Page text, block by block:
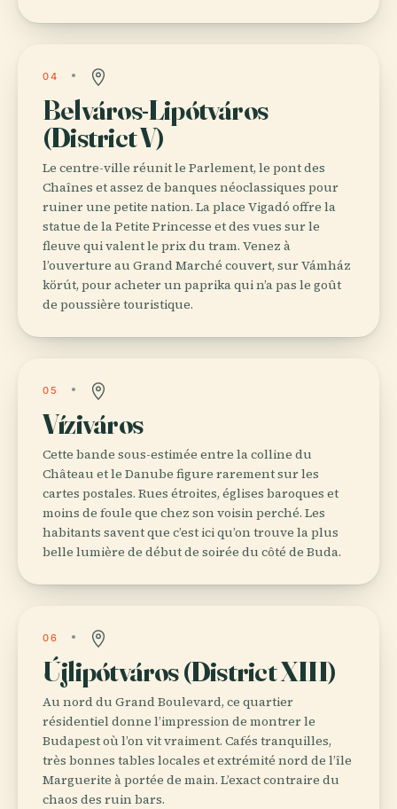
04
Belváros-Lipótváros
(District V)
Le centre-ville réunit le Parlement, le pont des
Chaînes et assez de banques néoclassiques pour
ruiner une petite nation. La place Vigadó offre la
statue de la Petite Princesse et des vues sur le
fleuve qui valent le prix du tram. Venez à
l’ouverture au Grand Marché couvert, sur Vámház
körút, pour acheter un paprika qui n’a pas le goût
de poussière touristique.
05
Víziváros
Cette bande sous-estimée entre la colline du
Château et le Danube figure rarement sur les
cartes postales. Rues étroites, églises baroques et
moins de foule que chez son voisin perché. Les
habitants savent que c’est ici qu’on trouve la plus
belle lumière de début de soirée du côté de Buda.
06
Újlipótváros (District XIII)
Au nord du Grand Boulevard, ce quartier
résidentiel donne l’impression de montrer le
Budapest où l’on vit vraiment. Cafés tranquilles,
très bonnes tables locales et extrémité nord de l’île
Marguerite à portée de main. L’exact contraire du
chaos des ruin bars.